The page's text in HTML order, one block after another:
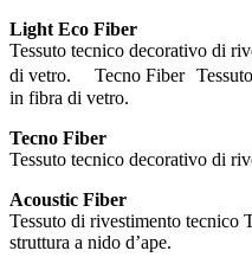
Light Eco Fiber
Tessuto tecnico decorativo di
di vetro. Tecno Fiber Tessuto
in fibra di vetro.
Tecno Fiber
Tessuto tecnico decorativo di
Acoustic Fiber
Tessuto di rivestimento tecnico
struttura a nido d’ape.